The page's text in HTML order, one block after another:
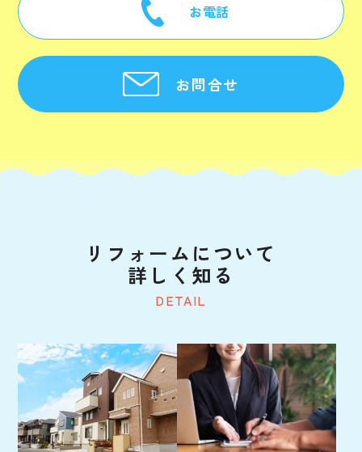
お電話
お問合せ
DETAIL
リフォームについて
詳しく知る